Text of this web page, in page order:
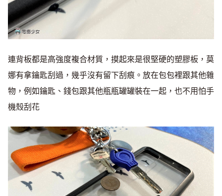
連背板都是高強度複合材質，摸起來是很堅硬的塑膠板，莫
娜有拿鑰匙刮過，幾乎沒有留下刮痕。放在包包裡跟其他雜
物，例如鑰匙、錢包跟其他瓶瓶罐罐裝在一起，也不用怕手
機殼刮花